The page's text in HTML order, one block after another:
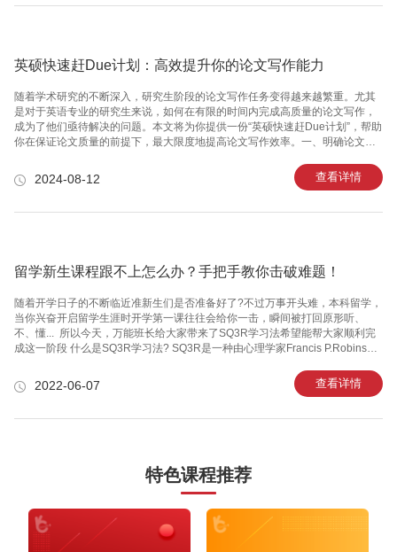
（n.d.）. APA style. Retrieved from https://apastyle.apa.or
英硕快速赶Due计划：高效提升你的论文写作能力
随着学术研究的不断深入，研究生阶段的论文写作任务变得越来越繁重。尤其
是对于英语专业的研究生来说，如何在有限的时间内完成高质量的论文写作，
成为了他们亟待解决的问题。本文将为你提供一份“英硕快速赶Due计划”，帮助
你在保证论文质量的前提下，最大限度地提高论文写作效率。一、明确论文目
主题、研究问题、研究方法和预期结果等。同时，还要根据研究内容和篇幅，
合理安排论文的结构，如摘要、引言、文献综述、理论框架、实证分析、结论
效率。二、制定时间管理计划为了确保论文能够在规定的时间内完成，你需要
2024-08-12 查看详情
留学新生课程跟不上怎么办？手把手教你击破难题！
随着开学日子的不断临近准新生们是否准备好了?不过万事开头难，本科留学，
当你兴奋开启留学生涯时开学第一课往往会给你一击，瞬间被打回原形听、
不、懂... ​​​​​​​ 所以今天，万能班长给大家带来了SQ3R学习法希望能帮大家顺利完
成这一阶段 什么是SQ3R学习法? SQ3R是一种由心理学家Francis P.Robinson
学生对知识点完全吸收。 “SQ3R”来自以下五个英语词语的字首，即： 综览
(Survey)、发问(Question)、阅读(Read)、背诵(Recite)、复习(Review)。
遍文章。 留意文章内
2022-06-07 查看详情
特色课程推荐